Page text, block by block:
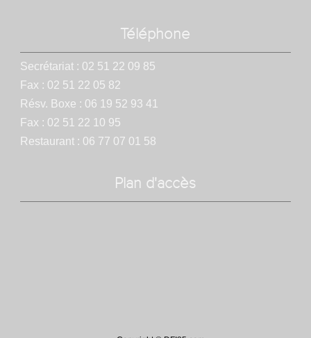
Téléphone
Secrétariat : 02 51 22 09 85
Fax : 02 51 22 05 82
Résv. Boxe : 06 19 52 93 41
Fax : 02 51 22 10 95
Restaurant : 06 77 07 01 58
Plan d'accès